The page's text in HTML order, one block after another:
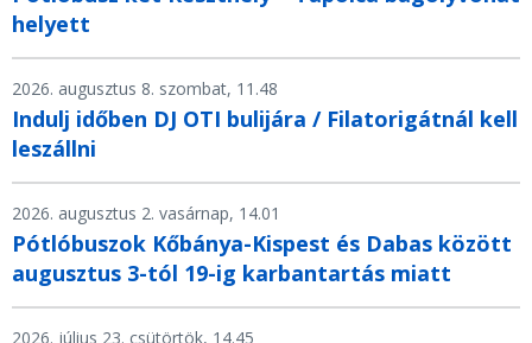
helyett
2026. augusztus 8. szombat, 11.48
Indulj időben DJ OTI bulijára / Filatorigátnál kell
leszállni
2026. augusztus 2. vasárnap, 14.01
Pótlóbuszok Kőbánya-Kispest és Dabas között
augusztus 3-tól 19-ig karbantartás miatt
2026. július 23. csütörtök, 14.45